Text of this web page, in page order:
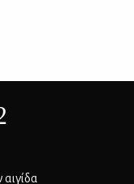
αιγίδα